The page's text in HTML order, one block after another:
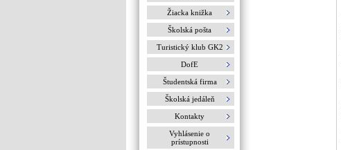
Žiacka knižka
Školská pošta
Turistický klub GK2
DofE
Študentská firma
Školská jedáleň
Kontakty
Vyhlásenie o
prístupnosti